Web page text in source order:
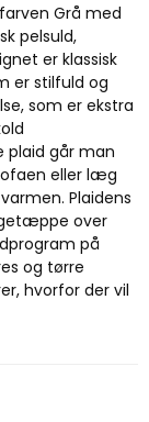
Grå med
pelsuld,
er klassisk
er stilfuld og
som er ekstra
plaid går man
eller læg
Plaidens
over
på
og tørre
hvorfor der vil